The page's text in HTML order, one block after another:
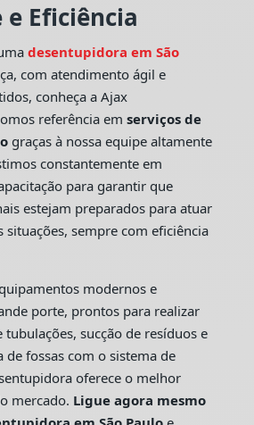
Eficiência
desentupidora em São
com atendimento ágil e
conheça a Ajax
referência em serviços de
graças à nossa equipe altamente
constantemente em
para garantir que
estejam preparados para atuar
situações, sempre com eficiência
modernos e
porte, prontos para realizar
tubulações, sucção de resíduos e
de fossas com o sistema de
oferece o melhor
mercado. Ligue agora mesmo